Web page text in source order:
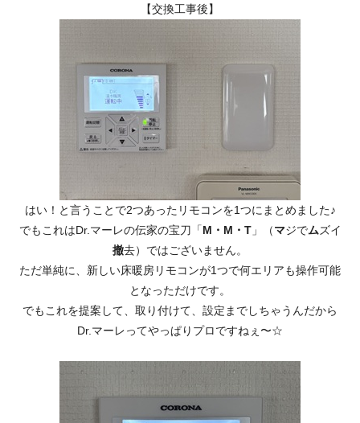
【交換工事後】
はい！と言うことで2つあったリモコンを1つにまとめました♪
でもこれはDr.マーレの伝家の宝刀「M・M・T」（マジでムズイ
撤去）ではございません。
ただ単純に、新しい床暖房リモコンが1つで何エリアも操作可能
となっただけです。
でもこれを提案して、取り付けて、設定までしちゃうんだから
Dr.マーレってやっぱりプロですねぇ〜☆